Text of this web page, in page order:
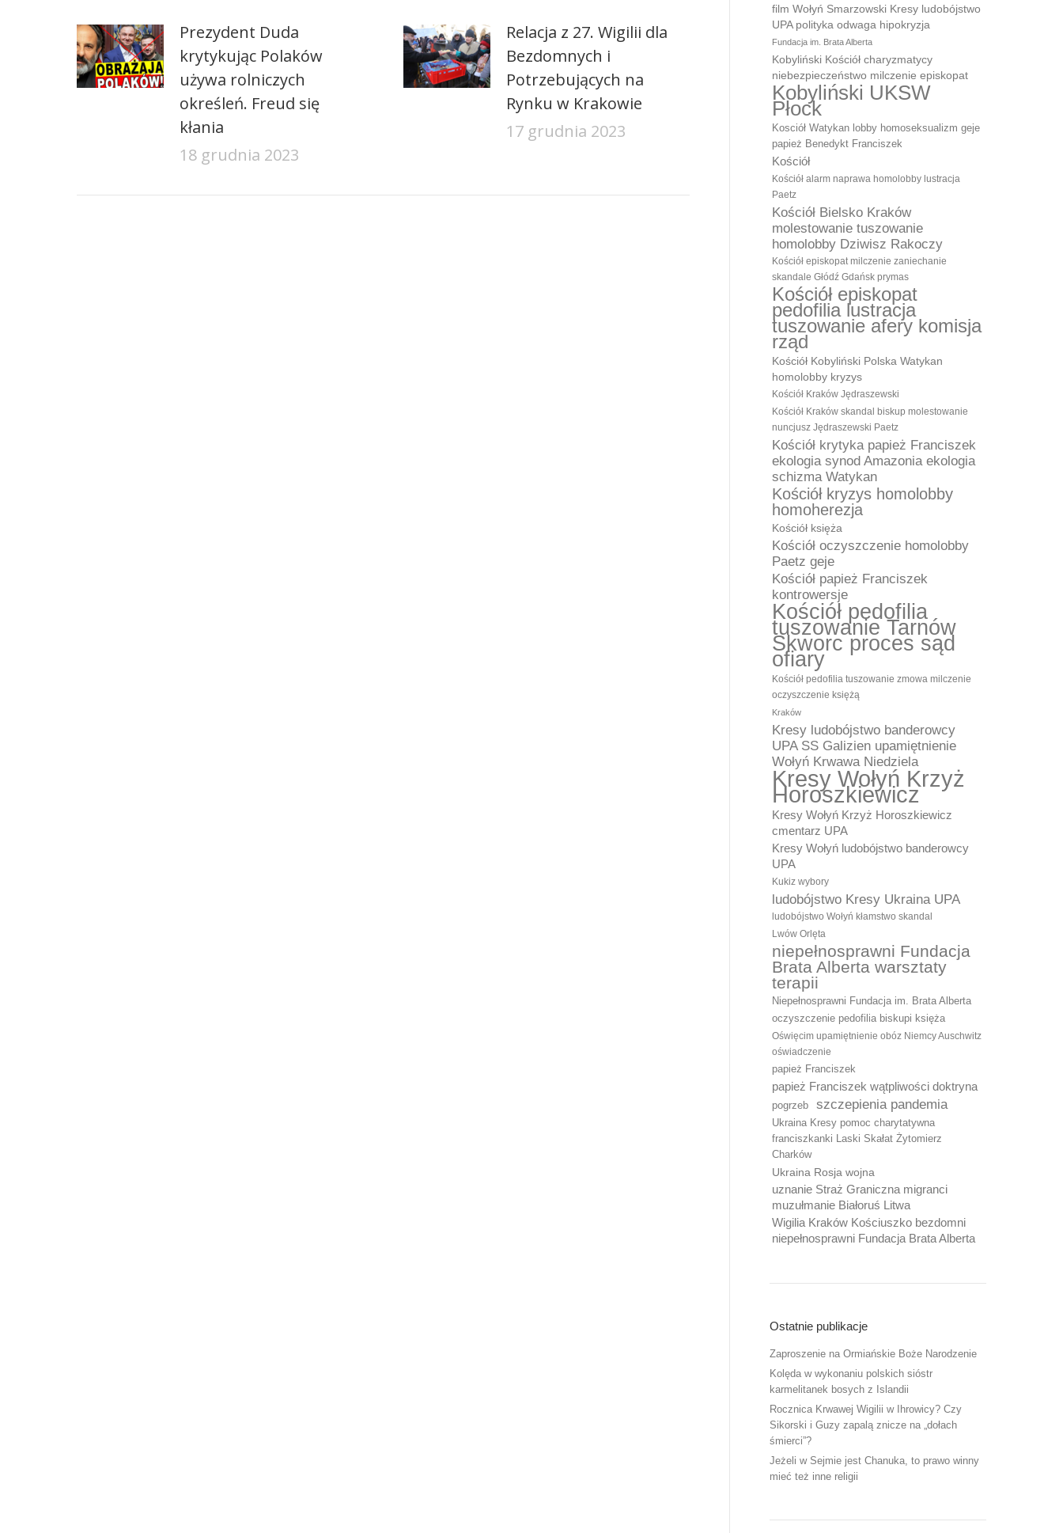
Prezydent Duda
krytykując Polaków
używa rolniczych
określeń. Freud się
kłania
18 grudnia 2023
Relacja z 27. Wigilii dla
Bezdomnych i
Potrzebujących na
Rynku w Krakowie
17 grudnia 2023
film Wołyń Smarzowski Kresy ludobójstwo
UPA polityka odwaga hipokryzja
Fundacja im. Brata Alberta
Kobyliński Kościół charyzmatycy
niebezpieczeństwo milczenie episkopat
Kobyliński UKSW
Płock
Kosciół Watykan lobby homoseksualizm geje
papież Benedykt Franciszek
Kościół
Kościół alarm naprawa homolobby lustracja
Paetz
Kościół Bielsko Kraków
molestowanie tuszowanie
homolobby Dziwisz Rakoczy
Kościół episkopat milczenie zaniechanie
skandale Głódź Gdańsk prymas
Kościół episkopat
pedofilia lustracja
tuszowanie afery komisja
rząd
Kościół Kobyliński Polska Watykan
homolobby kryzys
Kościół Kraków Jędraszewski
Kościół Kraków skandal biskup molestowanie
nuncjusz Jędraszewski Paetz
Kościół krytyka papież Franciszek
ekologia synod Amazonia ekologia
schizma Watykan
Kościół kryzys homolobby
homoherezja
Kościół księża
Kościół oczyszczenie homolobby
Paetz geje
Kościół papież Franciszek
kontrowersje
Kościół pedofilia
tuszowanie Tarnów
Skworc proces sąd
ofiary
Kościół pedofilia tuszowanie zmowa milczenie
oczyszczenie księżą
Kraków
Kresy ludobójstwo banderowcy
UPA SS Galizien upamiętnienie
Wołyń Krwawa Niedziela
Kresy Wołyń Krzyż
Horoszkiewicz
Kresy Wołyń Krzyż Horoszkiewicz
cmentarz UPA
Kresy Wołyń ludobójstwo banderowcy
UPA
Kukiz wybory
ludobójstwo Kresy Ukraina UPA
ludobójstwo Wołyń kłamstwo skandal
Lwów Orlęta
niepełnosprawni Fundacja
Brata Alberta warsztaty
terapii
Niepełnosprawni Fundacja im. Brata Alberta
oczyszczenie pedofilia biskupi księża
Oświęcim upamiętnienie obóz Niemcy Auschwitz
oświadczenie
papież Franciszek
papież Franciszek wątpliwości doktryna
pogrzeb szczepienia pandemia
Ukraina Kresy pomoc charytatywna
franciszkanki Laski Skałat Żytomierz
Charków
Ukraina Rosja wojna
uznanie Straż Graniczna migranci
muzułmanie Białoruś Litwa
Wigilia Kraków Kościuszko bezdomni
niepełnosprawni Fundacja Brata Alberta
Ostatnie publikacje
Zaproszenie na Ormiańskie Boże Narodzenie
Kolęda w wykonaniu polskich sióstr
karmelitanek bosych z Islandii
Rocznica Krwawej Wigilii w Ihrowicy? Czy
Sikorski i Guzy zapalą znicze na „dołach
śmierci”?
Jeżeli w Sejmie jest Chanuka, to prawo winny
mieć też inne religii